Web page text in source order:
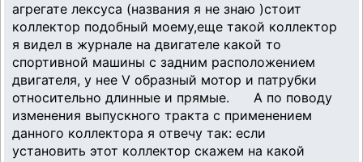
агрегате лексуса (названия я не знаю )стоит
коллектор подобный моему,еще такой коллектор
я видел в журнале на двигателе какой то
спортивной машины с задним расположением
двигателя, у нее V образный мотор и патрубки
относительно длинные и прямые. А по поводу
изменения выпускного тракта с применением
данного коллектора я отвечу так: если
установить этот коллектор скажем на какой